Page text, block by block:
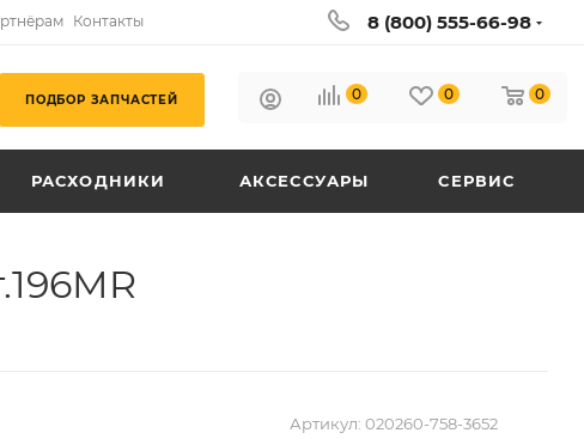
Контакты 8 (800) 555-66-98
ПОДБОР ЗАПЧАСТЕЙ 0 0 0
РАСХОДНИКИ АКСЕССУАРЫ СЕРВИС
Артикул: 020260-758-3652